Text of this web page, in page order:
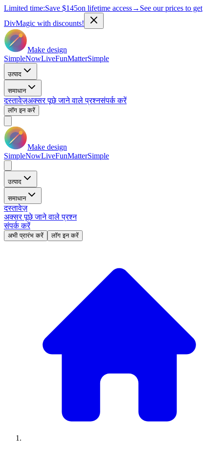
Limited time:Save $145on lifetime access→ See our prices to get
DivMagic with discounts!
Make design
SimpleNowLiveFunMatterSimple
उत्पाद
समाधान
दस्तावेज़अक्सर पूछे जाने वाले प्रश्नसंपर्क करें
लॉग इन करें
Make design
SimpleNowLiveFunMatterSimple
उत्पाद
समाधान
दस्तावेज़
अक्सर पूछे जाने वाले प्रश्न
संपर्क करें
अभी प्रारंभ करें लॉग इन करें